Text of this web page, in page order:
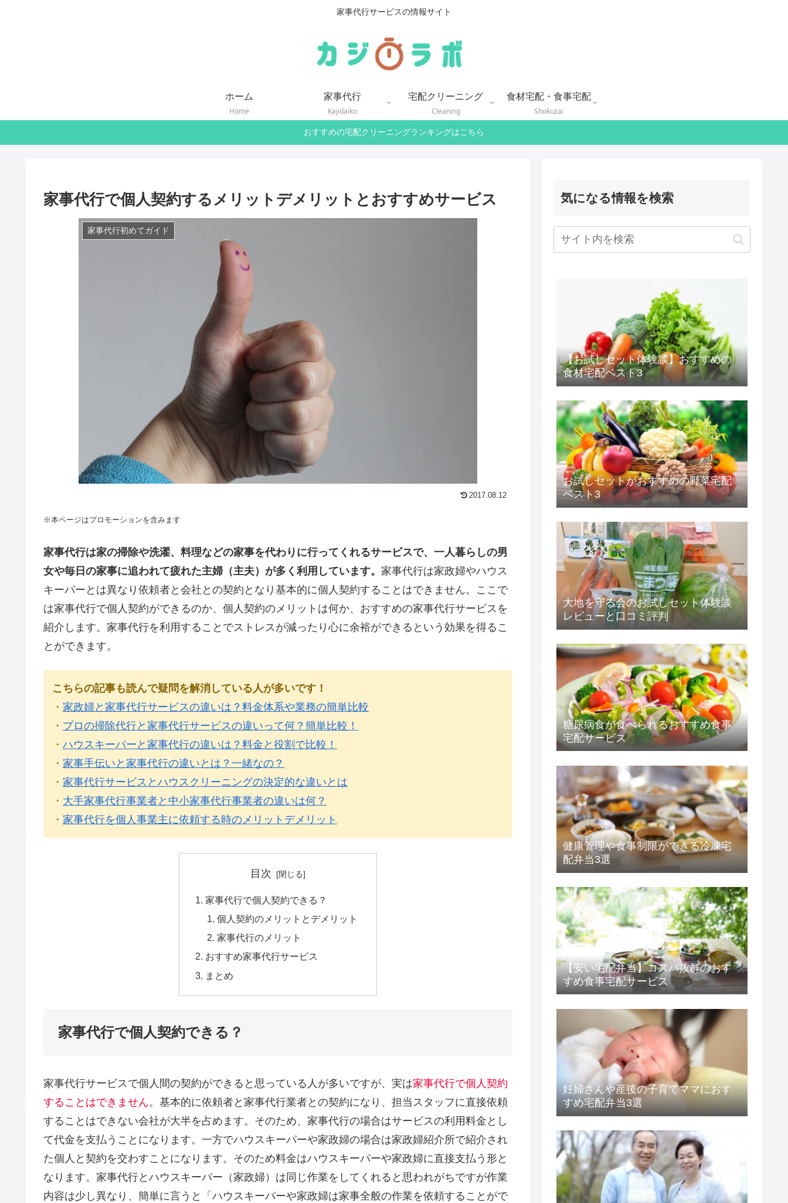
家事代行サービスの情報サイト
ホーム
Home
家事代行
Kajidaiko
宅配クリーニング
Cleaning
食材宅配・食事宅配
Shokuzai
おすすめの宅配クリーニングランキングはこちら
家事代行で個人契約するメリットデメリットとおすすめサービス
家事代行初めてガイド
2017.08.12
※本ページはプロモーションを含みます
家事代行は家の掃除や洗濯、料理などの家事を代わりに行ってくれるサービスで、一人暮らしの男
女や毎日の家事に追われて疲れた主婦（主夫）が多く利用しています。 家事代行は家政婦やハウス
キーパーとは異なり依頼者と会社との契約となり基本的に個人契約することはできません。ここで
は家事代行で個人契約ができるのか、個人契約のメリットは何か、おすすめの家事代行サービスを
紹介します。家事代行を利用することでストレスが減ったり心に余裕ができるという効果を得るこ
とができます。
こちらの記事も読んで疑問を解消している人が多いです！
・ 家政婦と家事代行サービスの違いは？料金体系や業務の簡単比較
・ プロの掃除代行と家事代行サービスの違いって何？簡単比較！
・ ハウスキーパーと家事代行の違いは？料金と役割で比較！
・ 家事手伝いと家事代行の違いとは？一緒なの？
・ 家事代行サービスとハウスクリーニングの決定的な違いとは
・ 大手家事代行事業者と中小家事代行事業者の違いは何？
・ 家事代行を個人事業主に依頼する時のメリットデメリット
目次
家事代行で個人契約できる？
個人契約のメリットとデメリット
家事代行のメリット
おすすめ家事代行サービス
まとめ
家事代行で個人契約できる？
家事代行サービスで個人間の契約ができると思っている人が多いですが、実は家事代行で個人契約
することはできません。基本的に依頼者と家事代行業者との契約になり、担当スタッフに直接依頼
することはできない会社が大半を占めます。そのため、家事代行の場合はサービスの利用料金とし
て代金を支払うことになります。一方でハウスキーパーや家政婦の場合は家政婦紹介所で紹介され
た個人と契約を交わすことになります。そのため料金はハウスキーパーや家政婦に直接支払う形と
なります。家事代行とハウスキーパー（家政婦）は同じ作業をしてくれると思われがちですが作業
内容は少し異なり、簡単に言うと「ハウスキーパーや家政婦は家事全般の作業を依頼することがで
気になる情報を検索
【お試しセット体験談】おすすめの
食材宅配ベスト3
お試しセットがおすすめの野菜宅配
ベスト3
大地を守る会のお試しセット体験談
レビューと口コミ評判
糖尿病食が食べられるおすすめ食事
宅配サービス
健康管理や食事制限ができる冷凍宅
配弁当3選
【安い宅配弁当】コスパ抜群のおす
すめ食事宅配サービス
妊婦さんや産後の子育てママにおす
すめ宅配弁当3選